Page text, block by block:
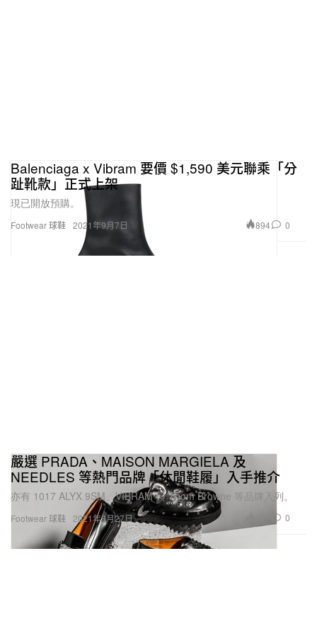
Footwear 球鞋
Balenciaga x Vibram 要價 $1,590 美元聯乘「分
趾靴款」正式上架
現已開放預購。
2021年9月7日 894 0
Footwear 球鞋
嚴選 PRADA、MAISON MARGIELA 及
NEEDLES 等熱門品牌「休閒鞋履」入手推介
亦有 1017 ALYX 9SM、VIBRAM 與 Thom Browne 等品牌入列。
2021年8月27日 0